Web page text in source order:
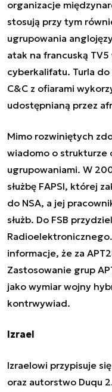
organizacje
stosują przy tym
ugrupowania
atak na francuską TV5
cyberkalifatu. Turla
C&C z ofiarami
udostępnianą przez
Mimo rozwiniętych
wiadomo o strukturze
ugrupowaniami. W
służbę FAPSI, której
do NSA, a jej
służb. Do FSB
Radioelektronicznego
informacje, że za
Zastosowanie grup
jako wymiar wojny
kontrwywiad.
Izrael
Izraelowi przypisuje
oraz autorstwo Duqu